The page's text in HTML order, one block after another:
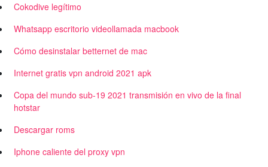
Cokodive legítimo
Whatsapp escritorio videollamada macbook
Cómo desinstalar betternet de mac
Internet gratis vpn android 2021 apk
Copa del mundo sub-19 2021 transmisión en vivo de la final
hotstar
Descargar roms
Iphone caliente del proxy vpn